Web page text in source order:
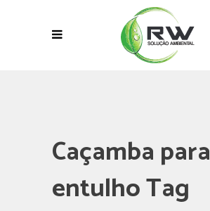
Caçamba para
entulho Tag